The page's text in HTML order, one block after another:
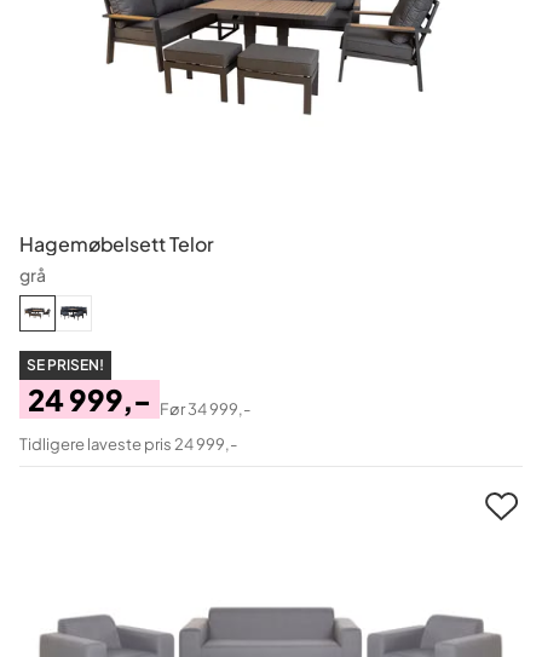
Hagemøbelsett Telor
grå
SE PRISEN!
Pris
24 999,-
Original
Pris
Før34 999,-
Tidligere laveste pris 24 999,-